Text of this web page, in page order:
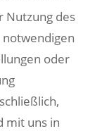
Nutzung des
oder
mit uns in